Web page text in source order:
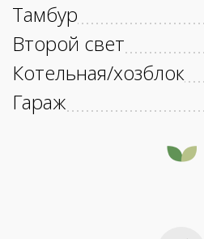
Тамбур
Второй свет
Котельная/хозблок
Гараж